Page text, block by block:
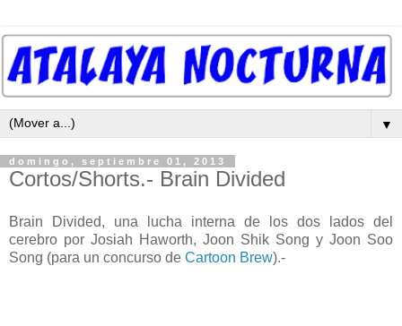
▼
domingo, septiembre 01, 2013
Cortos/Shorts.- Brain Divided
Brain Divided, una lucha interna de los dos lados del
cerebro por Josiah Haworth, Joon Shik Song y Joon Soo
Song (para un concurso de Cartoon Brew).-